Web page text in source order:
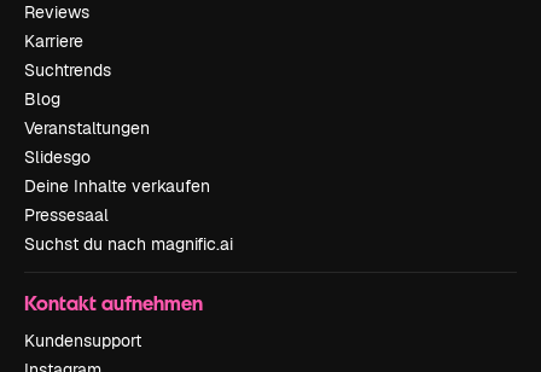
Reviews
Karriere
Suchtrends
Blog
Veranstaltungen
Slidesgo
Deine Inhalte verkaufen
Pressesaal
Suchst du nach magnific.ai
Kontakt aufnehmen
Kundensupport